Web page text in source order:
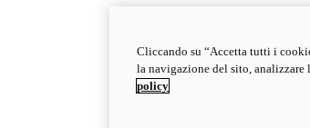
Cliccando su “Accetta tutti i
la navigazione del sito,
policy